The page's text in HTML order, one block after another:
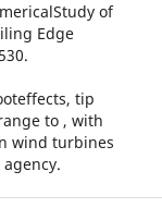
of
Edge
tip
to , with
wind turbines